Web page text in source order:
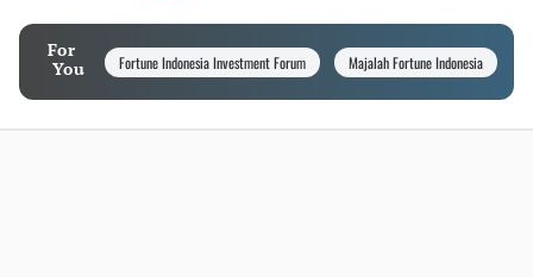
For
You
Fortune Indonesia Investment Forum Majalah Fortune Indonesia